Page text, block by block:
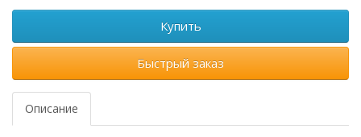
Купить
Быстрый заказ
Описание